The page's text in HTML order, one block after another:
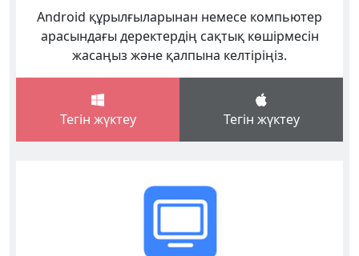
Android құрылғыларынан немесе компьютер
арасындағы деректердің сақтық көшірмесін
жасаңыз және қалпына келтіріңіз.
Тегін жүктеу Тегін жүктеу